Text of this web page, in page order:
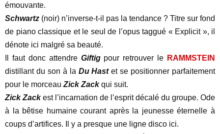
émouvante.
Schwartz (noir) n’inverse-t-il pas la tendance ? Titre sur fond
de piano classique et le seul de l’opus taggué « Explicit », il
dénote ici malgré sa beauté.
Il faut donc attendre Giftig pour retrouver le RAMMSTEIN
distillant du son à la Du Hastet se positionner parfaitement
pour le morceau Zick Zackqui suit.
Zick Zackest l’incarnation de l’esprit décalé du groupe. Ode
à la bêtise humaine courant après la jeunesse éternelle à
coups d’artifices. Il y a presque une ligne disco ici.